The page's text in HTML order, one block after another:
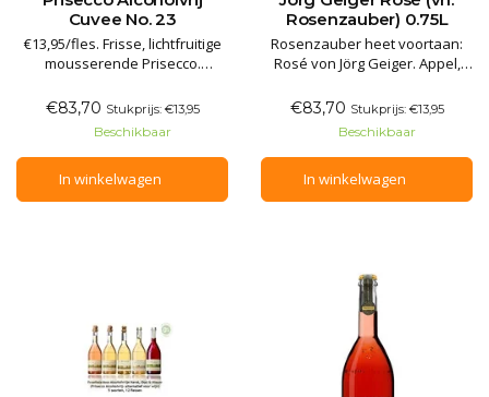
Cuvee No. 23
€13,95/fles. Frisse, lichtfruitige
mousserende Prisecco.
rabarber, met zachte, verfijnde
aroma’s van appelbloesem en
rozenblaadjes. Fris,
verschonend en verfijnd. Als
fris aperitief, bij fruitige
voorgerechten, diverse
€83,70 Stukprijs: €13,95
Beschikbaar
In winkelwagen
Rosenzauber) 0.75L
Rosenzauber heet voortaan:
Rosé von Jörg Geiger. Appel,
muntblad; het geheel is
afgerond met verfijnde vanille
en muskaatbloesem. De smaak
is frisfruitig endigend in een
kruidige afdronk. Als fris
aperitief, bij vruchtentaart en el
€83,70 Stukprijs: €13,95
Beschikbaar
In winkelwagen